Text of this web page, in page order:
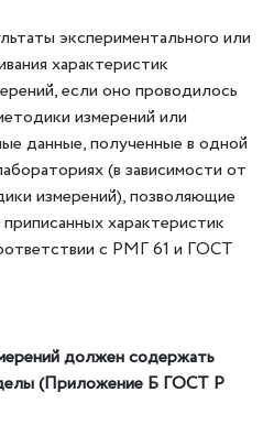
экспериментального или
характеристик
если оно проводилось
измерений или
данные, полученные в одной
(в зависимости от
измерений), позволяющие
характеристик
с РМГ 61 и ГОСТ
должен содержать
(Приложение Б ГОСТ Р